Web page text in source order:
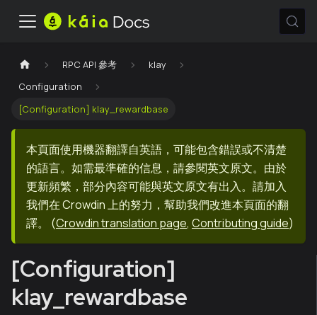
RPC API 參考
klay
Configuration
[Configuration] klay_rewardbase
本頁面使用機器翻譯自英語，可能包含錯誤或不清楚
的語言。如需最準確的信息，請參閱英文原文。由於
更新頻繁，部分內容可能與英文原文有出入。請加入
我們在 Crowdin 上的努力，幫助我們改進本頁面的翻
譯。
(Crowdin translation page, Contributing guide)
[Configuration]
klay_rewardbase